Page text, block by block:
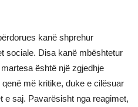
kanë shprehur
sociale. Disa kanë mbështetur
është një zgjedhje
më kritike, duke e cilësuar
e saj. Pavarësisht nga reagimet,